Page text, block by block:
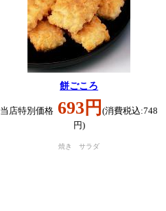
餅ごころ
当店特別価格 693円(消費税込:748
円)
焼き サラダ